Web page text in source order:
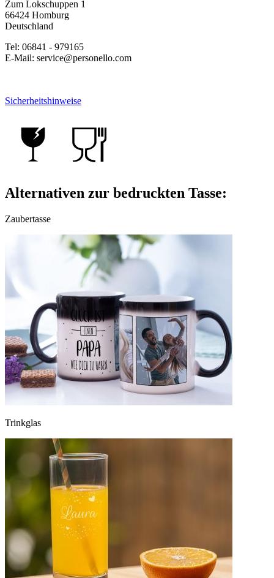
Zum Lokschuppen 1
66424 Homburg
Deutschland
Tel: 06841 - 979165
E-Mail: service@personello.com
Sicherheitshinweise
Alternativen zur bedruckten Tasse:
Zaubertasse
Trinkglas